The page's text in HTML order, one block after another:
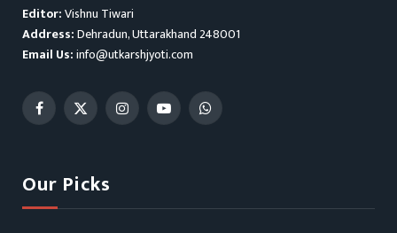
Editor:Vishnu Tiwari
Address:Dehradun, Uttarakhand 248001
Email Us:info@utkarshjyoti.com
Facebook
X
InstagramYouTubeWhatsApp
Our Picks